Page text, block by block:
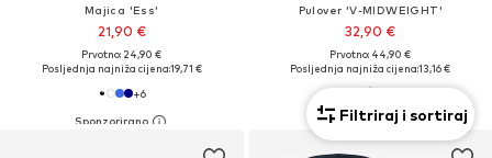
Majica 'Ess'
21,90 €
Prvotno: 24,90 €
Posljednja najniža cijena:19,71 €
+6
Pulover 'V-MIDWEIGHT'
32,90 €
Prvotno: 44,90 €
Posljednja najniža cijena:13,16 €
Filtriraj i sortiraj